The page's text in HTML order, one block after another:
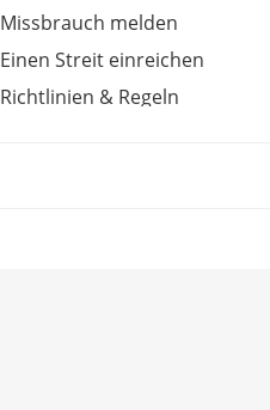
Missbrauch melden
Einen Streit einreichen
Richtlinien & Regeln